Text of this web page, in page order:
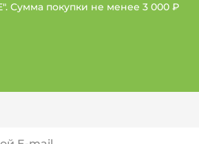
Сумма покупки не менее 3 000 ₽